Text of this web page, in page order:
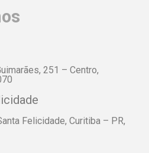
251 – Centro,
Felicidade, Curitiba – PR,